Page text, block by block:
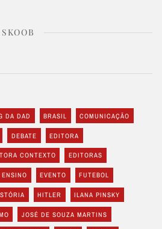
DA DAD BRASIL COMUNICAÇÃO
DEBATE EDITORA
CONTEXTO EDITORAS
ENSINO EVENTO FUTEBOL
HITLER ILANA PINSKY
JOSÉ DE SOUZA MARTINS